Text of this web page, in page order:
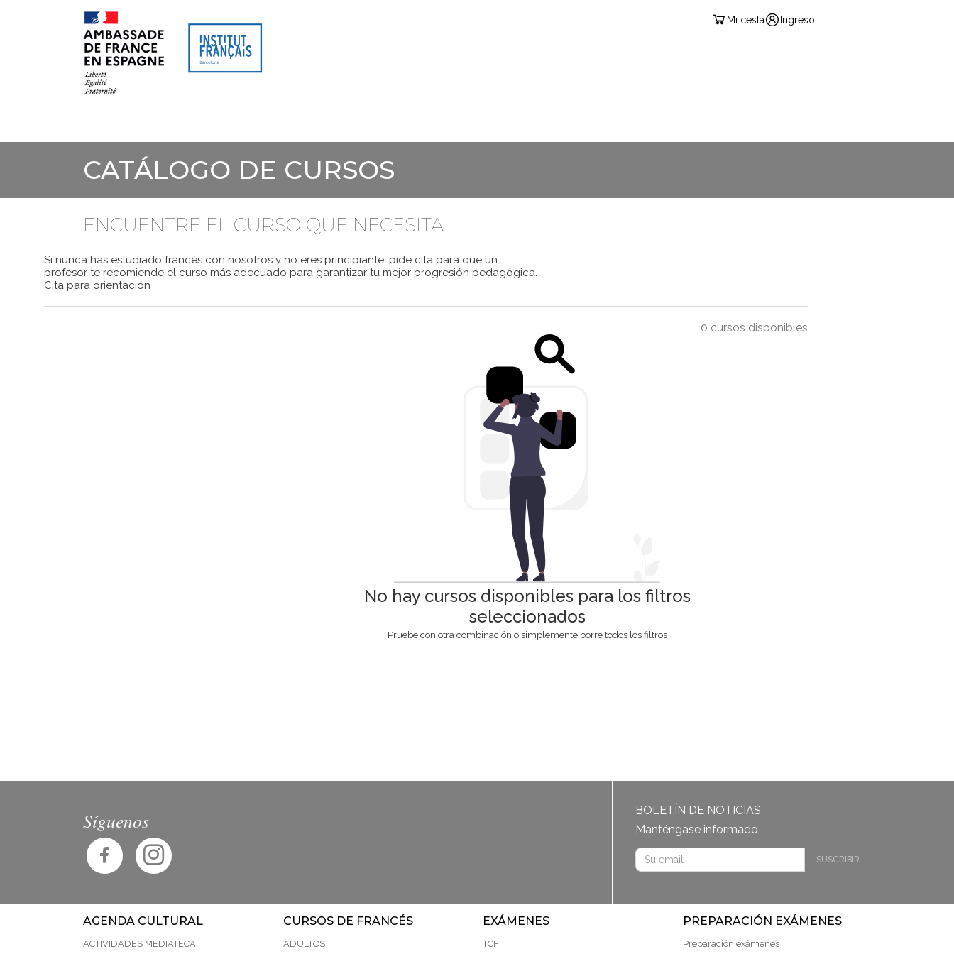
Mi cesta Ingreso
CATÁLOGO DE CURSOS
ENCUENTRE EL CURSO QUE NECESITA
Si nunca has estudiado francés con nosotros y no eres principiante, pide cita para que un
profesor te recomiende el curso más adecuado para garantizar tu mejor progresión pedagógica.
Cita para orientación
0 cursos disponibles
No hay cursos disponibles para los filtros
seleccionados
Pruebe con otra combinación o simplemente borre todos los filtros
Síguenos
BOLETÍN DE NOTICIAS
Manténgase informado
SUSCRIBIR
AGENDA CULTURAL
ACTIVIDADES MEDIATECA
CURSOS DE FRANCÉS
ADULTOS
EXÁMENES
TCF
PREPARACIÓN EXÁMENES
Preparación exámenes